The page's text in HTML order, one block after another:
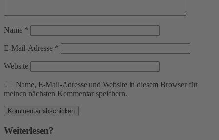
Name *
E-Mail-Adresse *
Website
Name, E-Mail-Adresse und Website in diesem Browser für
meinen nächsten Kommentar speichern.
Weiterlesen?